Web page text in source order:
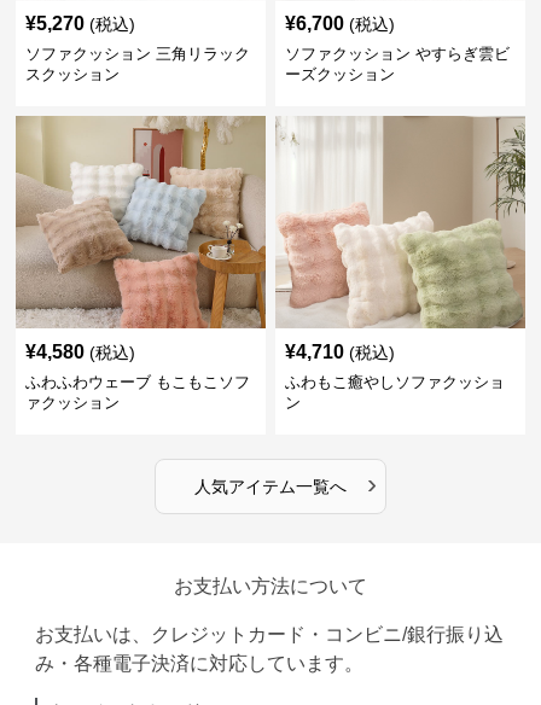
¥5,270 (税込)
ソファクッション 三角リラック
スクッション
¥6,700 (税込)
ソファクッション やすらぎ雲ビ
ーズクッション
¥4,580 (税込)
ふわふわウェーブ もこもこソフ
ァクッション
¥4,710 (税込)
ふわもこ癒やしソファクッショ
ン
人気アイテム一覧へ ›
お支払い方法について
お支払いは、クレジットカード・コンビニ/銀行振り込
み・各種電子決済に対応しています。